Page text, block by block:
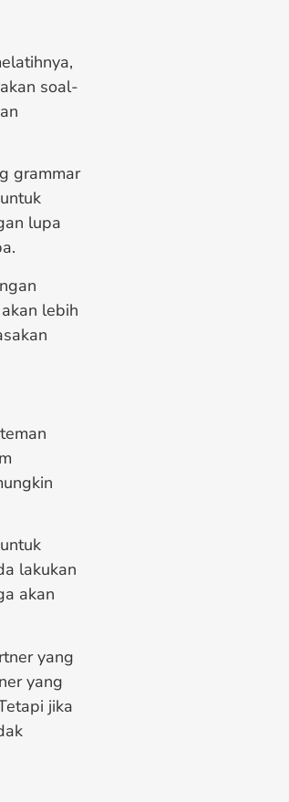
soal-
grammar
lupa
lebih
lakukan
akan
yang
yang
jika